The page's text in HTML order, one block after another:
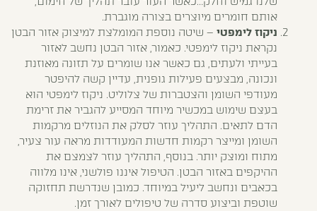
אותם חומרים מיוצרים בצורה מוגברת.
ניקוז לימפטי – שיטה נוספת המומלצת למיצוק אזור הבטן
נקראת ניקוז לימפטי. כאמור, אזור הבטן נחשב לאזור
בעייתי ולעתים, גם כאשר אנו שומרים על תזונה מאוזנת
ונכונה, מבצעים פעילות גופנית, עדיין קשה להיפטר
מעודפי השומן והצטברות של צלוליט. ניקוז לימפטי הוא
בעצם שימוש במכשיר מיוחד המסייע להגביר את זרימת
הדם לתאים. התהליך עוזר לסלק את הנוזלים מרקמות
השומן ומייצר רקמות חדשות המעודדות מראה עור צעיר,
מתוח ומוצק יותר. בנוסף, התהליך עוזר לצמצם את
ההיקפים באזור הבטן. הטיפול איננו פולשני, אינו מלווה
בכאבים ונחשב ליעיל במיוחד. כמובן שנדרשת תחזוקה
שוטפת וביצוע סדרה של טיפולים לאורך זמן.